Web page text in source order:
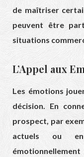
de maîtriser
peuvent être
situations
L’Appel aux
Les émotions
décision. En
prospect, par
actuels ou